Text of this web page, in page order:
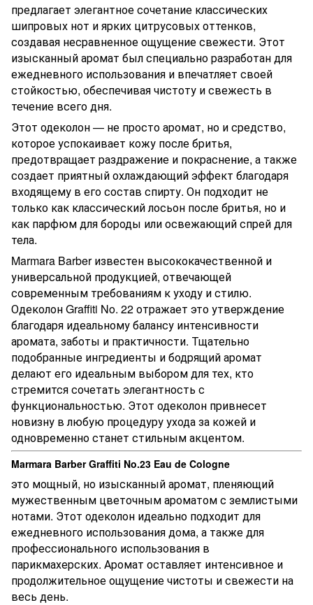
предлагает элегантное сочетание классических
шипровых нот и ярких цитрусовых оттенков,
создавая несравненное ощущение свежести. Этот
изысканный аромат был специально разработан для
ежедневного использования и впечатляет своей
стойкостью, обеспечивая чистоту и свежесть в
течение всего дня.
Этот одеколон — не просто аромат, но и средство,
которое успокаивает кожу после бритья,
предотвращает раздражение и покраснение, а также
создает приятный охлаждающий эффект благодаря
входящему в его состав спирту. Он подходит не
только как классический лосьон после бритья, но и
как парфюм для бороды или освежающий спрей для
тела.
Marmara Barber известен высококачественной и
универсальной продукцией, отвечающей
современным требованиям к уходу и стилю.
Одеколон Graffiti No. 22 отражает это утверждение
благодаря идеальному балансу интенсивности
аромата, заботы и практичности. Тщательно
подобранные ингредиенты и бодрящий аромат
делают его идеальным выбором для тех, кто
стремится сочетать элегантность с
функциональностью. Этот одеколон привнесет
новизну в любую процедуру ухода за кожей и
одновременно станет стильным акцентом.
Marmara Barber Graffiti No.23 Eau de Cologne
это мощный, но изысканный аромат, пленяющий
мужественным цветочным ароматом с землистыми
нотами. Этот одеколон идеально подходит для
ежедневного использования дома, а также для
профессионального использования в
парикмахерских. Аромат оставляет интенсивное и
продолжительное ощущение чистоты и свежести на
весь день.